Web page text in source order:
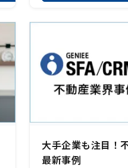
大手企業も注目！
最新事例